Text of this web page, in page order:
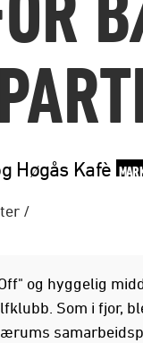
Høgås Kafè
/
og hyggelig
Som i fjor,